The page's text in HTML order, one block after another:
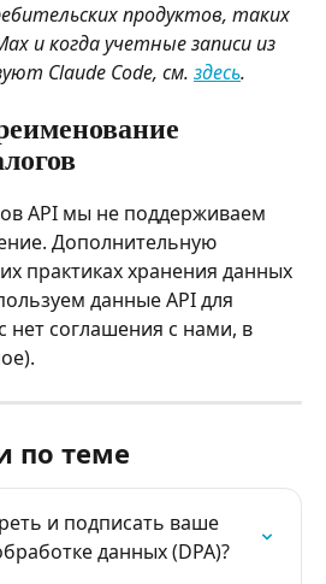
продуктов, таких
и когда учетные записи из
Claude Code, см. здесь.
API мы не поддерживаем
Дополнительную
практиках хранения данных
данные API для
нет соглашения с нами, в
по теме
и подписать ваше
данных (DPA)?